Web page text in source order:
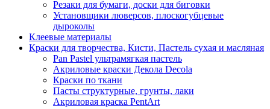
Резаки для бумаги, доски для биговки
Установщики люверсов, плоскогубцевые
дыроколы
Клеевые материалы
Краски для творчества, Кисти, Пастель сухая и масляная
Pan Pastel ультрамягкая пастель
Акриловые краски Декола Decola
Краски по ткани
Пасты структурные, грунты, лаки
Акриловая краска PentArt